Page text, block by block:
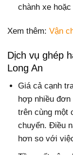
chành xe
Xem thêm: Vận
Dịch vụ ghép
Long An
Giá cả cạnh
hợp nhiều
trên cùng một
chuyển. Điều
hơn so với